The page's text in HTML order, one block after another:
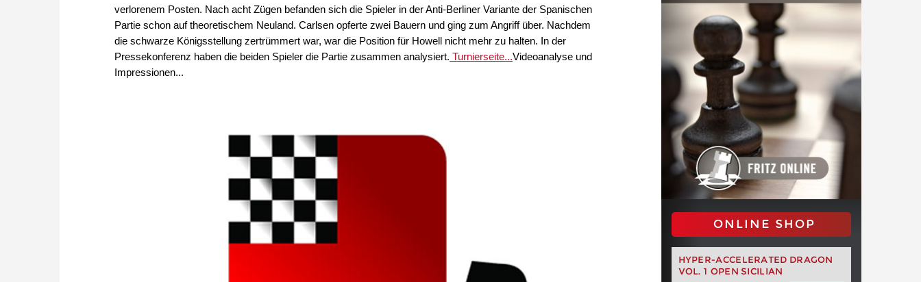
verlorenem Posten. Nach acht Zügen befanden sich die Spieler in der Anti-Berliner Variante der Spanischen
Partie schon auf theoretischem Neuland. Carlsen opferte zwei Bauern und ging zum Angriff über. Nachdem
die schwarze Königsstellung zertrümmert war, war die Position für Howell nicht mehr zu halten. In der
Pressekonferenz haben die beiden Spieler die Partie zusammen analysiert. Turnierseite...Videoanalyse und
Impressionen...
ONLINE SHOP
HYPER-ACCELERATED DRAGON
VOL. 1 OPEN SICILIAN